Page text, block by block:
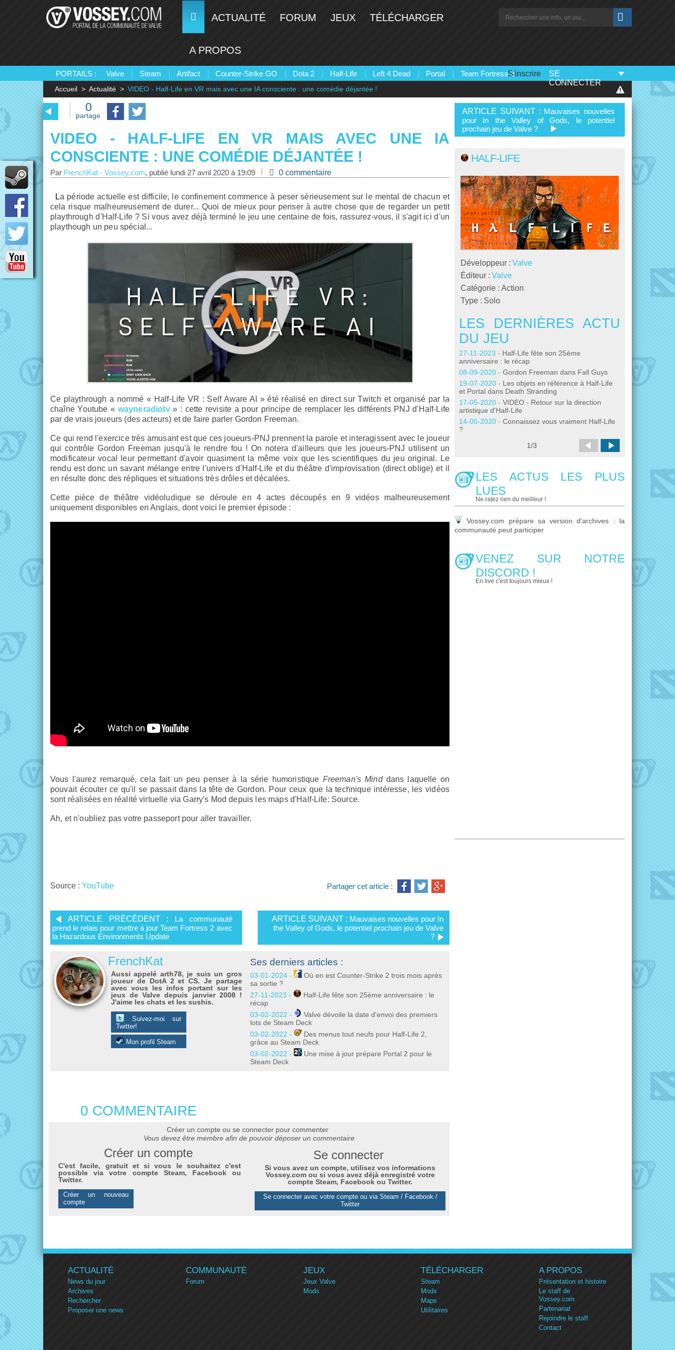
PORTAILS : Valve Steam Artifact Counter-Strike GO Dota 2 Half-Life Left 4 Dead Portal Team Fortress 2
ACTUALITÉ FORUM JEUX TÉLÉCHARGER
A PROPOS
S'inscrire
SE
CONNECTER
Accueil Actualité VIDEO - Half-Life en VR mais avec une IA consciente : une comédie déjantée !
0
partage
VIDEO - HALF-LIFE EN VR MAIS AVEC UNE IA
CONSCIENTE : UNE COMÉDIE DÉJANTÉE !
Par FrenchKat - Vossey.com, publié lundi 27 avril 2020 à 19:09 0 commentaire
La période actuelle est difficile, le confinement commence à peser sérieusement sur le mental de chacun et
cela risque malheureusement de durer... Quoi de mieux pour penser à autre chose que de regarder un petit
playthrough d'Half-Life ? Si vous avez déjà terminé le jeu une centaine de fois, rassurez-vous, il s'agit ici d'un
playthough un peu spécial...
Ce playthrough a nommé « Half-Life VR : Self Aware AI » été réalisé en direct sur Twitch et organisé par la
chaîne Youtube « wayneradiotv» : cette revisite a pour principe de remplacer les différents PNJ d'Half-Life
par de vrais joueurs (des acteurs) et de faire parler Gordon Freeman.
Ce qui rend l'exercice très amusant est que ces joueurs-PNJ prennent la parole et interagissent avec le joueur
qui contrôle Gordon Freeman jusqu'à le rendre fou ! On notera d'ailleurs que les joueurs-PNJ utilisent un
modificateur vocal leur permettant d'avoir quasiment la même voix que les scientifiques du jeu original. Le
rendu est donc un savant mélange entre l'univers d'Half-Life et du théâtre d'improvisation (direct oblige) et il
en résulte donc des répliques et situations très drôles et décalées.
Cette pièce de théâtre vidéoludique se déroule en 4 actes découpés en 9 vidéos malheureusement
uniquement disponibles en Anglais, dont voici le premier épisode :
Vous l'aurez remarqué, cela fait un peu penser à la série humoristique Freeman'sMinddans laquelle on
pouvait écouter ce qu'il se passait dans la tête de Gordon. Pour ceux que la technique intéresse, les vidéos
sont réalisées en réalité virtuelle via Garry's Mod depuis les maps d'Half-Life: Source.
Ah, et n'oubliez pas votre passeport pour aller travailler.
Source : YouTube Partager cet article :
ARTICLE PRÉCÉDENT : La communauté
prend le relais pour mettre à jour Team Fortress 2 avec
la Hazardous Environments Update
ARTICLE SUIVANT : Mauvaises nouvelles pour In
the Valley of Gods, le potentiel prochain jeu de Valve
?
FrenchKat
Aussi appelé arth78, je suis un gros
joueur de DotA 2 et CS. Je partage
avec vous les infos portant sur les
jeux de Valve depuis janvier 2008 !
J'aime les chats et les sushis.
Suivez-moi sur
Twitter!
Mon profil Steam
Ses derniers articles :
03-01-2024 -
Où en est Counter-Strike 2 trois mois après
sa sortie ?
27-11-2023 -
Half-Life fête son 25ème anniversaire : le
récap
03-02-2022 -
Valve dévoile la date d'envoi des premiers
lots de Steam Deck
03-02-2022 -
Des menus tout neufs pour Half-Life 2,
grâce au Steam Deck
03-02-2022 -
Une mise à jour prépare Portal 2 pour le
Steam Deck
0 COMMENTAIRE
Créer un compte ou se connecter pour commenter
Vous devez être membre afin de pouvoir déposer un commentaire
Créer un compte
C'est facile, gratuit et si vous le souhaitez c'est
possible via votre compte Steam, Facebook ou
Twitter.
Créer un nouveau
compte
Se connecter
Si vous avez un compte, utilisez vos informations
Vossey.com ou si vous avez déjà enregistré votre
compte Steam, Facebook ou Twitter.
Se connecter avec votre compte ou via Steam / Facebook /
Twitter
ARTICLE SUIVANT : Mauvaises nouvelles
pour In the Valley of Gods, le potentiel
prochain jeu de Valve ?
HALF-LIFE
Développeur : Valve
Éditeur : Valve
Catégorie : Action
Type : Solo
LES DERNIÈRES ACTU
DU JEU
27-11-2023 - Half-Life fête son 25ème
anniversaire : le récap
08-09-2020 - Gordon Freeman dans Fall Guys
19-07-2020 - Les objets en référence à Half-Life
et Portal dans Death Stranding
17-05-2020 - VIDEO - Retour sur la direction
artistique d'Half-Life
14-05-2020 - Connaissez vous vraiment Half-Life
?
une IA
29-03-2020 -
passe à l'Unreal
1/3
LES ACTUS LES PLUS
LUES
Ne ratez rien du meilleur !
Vossey.com prépare sa version d'archives : la
communauté peut participer
VENEZ SUR NOTRE
DISCORD !
En live c'est toujours mieux !
ACTUALITÉ
News du jour
Archives
Rechercher
Proposer une news
COMMUNAUTÉ
Forum
JEUX
Jeux Valve
Mods
TÉLÉCHARGER
Steam
Mods
Maps
Utilitaires
A PROPOS
Présentation et histoire
Le staff de
Vossey.com
Partenariat
Rejoindre le staff
Contact